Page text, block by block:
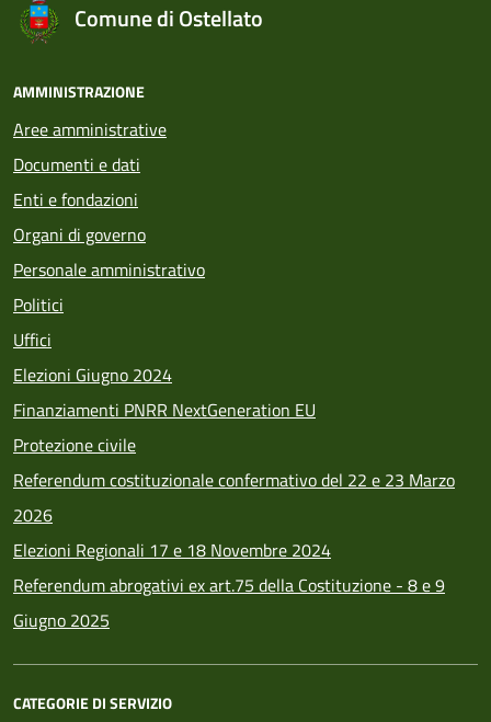
Comune di Ostellato
AMMINISTRAZIONE
Aree amministrative
Documenti e dati
Enti e fondazioni
Organi di governo
Personale amministrativo
Politici
Uffici
Elezioni Giugno 2024
Finanziamenti PNRR NextGeneration EU
Protezione civile
Referendum costituzionale confermativo del 22 e 23 Marzo
2026
Elezioni Regionali 17 e 18 Novembre 2024
Referendum abrogativi ex art.75 della Costituzione - 8 e 9
Giugno 2025
CATEGORIE DI SERVIZIO